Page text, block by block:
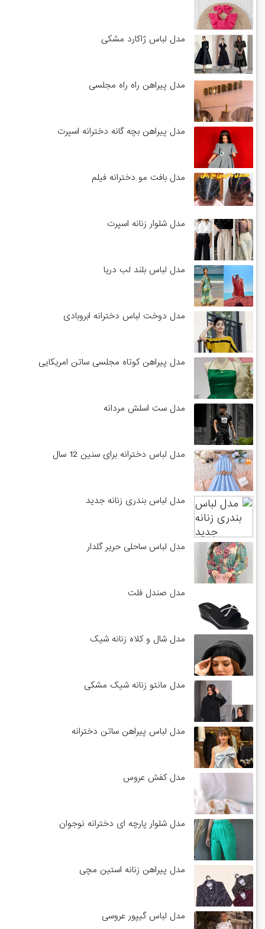
مدل لباس ژاکارد مشکی
مدل پیراهن راه راه مجلسی
مدل پیراهن بچه گانه دخترانه اسپرت
مدل بافت مو دخترانه فیلم
مدل شلوار زنانه اسپرت
مدل لباس بلند لب دریا
مدل دوخت لباس دخترانه ابروبادی
مدل پیراهن کوتاه مجلسی ساتن امریکایی
مدل ست اسلش مردانه
مدل لباس دخترانه برای سنین 12 سال
مدل لباس بندری زنانه جدید
مدل لباس ساحلی حریر گلدار
مدل صندل فلت
مدل شال و کلاه زنانه شیک
مدل مانتو زنانه شیک مشکی
مدل لباس پیراهن ساتن دخترانه
مدل کفش عروس
مدل شلوار پارچه ای دخترانه نوجوان
مدل پیراهن زنانه استین مچی
مدل لباس گیپور عروسی